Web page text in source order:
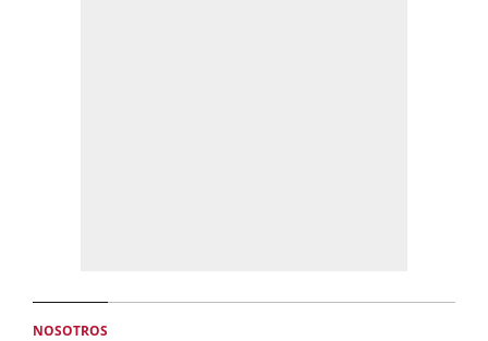
NOSOTROS